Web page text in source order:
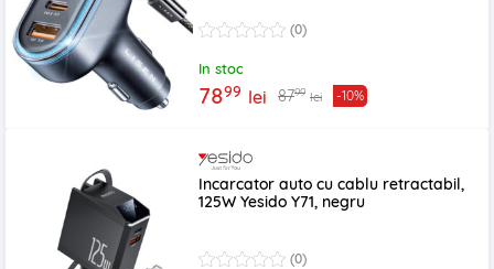
(0)
In stoc
7899 lei 8799 lei -10%
Incarcator auto cu cablu retractabil,
125W Yesido Y71, negru
(0)